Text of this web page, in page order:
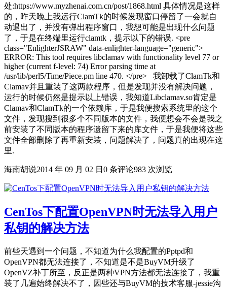
处:https://www.myzhenai.com.cn/post/1868.html 具体情况是这样
的，昨天晚上我运行ClamTk的时候发现窗口停留了一会就自
动退出了，并没有弹出程序窗口，我想可能是出现什么问题
了，于是在终端里运行clamtk，提示以下的错误. <pre
class="EnlighterJSRAW" data-enlighter-language="generic">
ERROR: This tool requires libclamav with functionality level 77 or
higher (current f-level: 74) Error parsing time at
/usr/lib/perl5/Time/Piece.pm line 470. </pre> 我卸载了ClamTk和
Clamav并且重装了这两款程序，但是发现并没有解决问题，
运行的时候仍然是提示以上错误，我知道Libclamav.so肯定是
Clamav和ClamTk的一个依赖库，于是我便搜索系统里的这个
文件，发现搜到很多个不同版本的文件，我便想会不会是我之
前安装了不同版本的程序遗留下来的库文件，于是我便将这些
文件全部删除了再重新安装，问题解决了，问题真的出现在这
里.
海南胡说2014 年 09 月 02 日 0 条评论983 次浏览
CenTos下配置OpenVPN时无法导入用户
私钥的解决方法
前些天遇到一个问题，不知道为什么我配置的Pptpd和
OpenVPN都无法连接了，不知道是不是BuyVM升级了
OpenVZ补丁所至，反正是两种VPN方法都无法连接了，我重
装了几遍始终解决不了，因些还与BuyVM的技术客服-jessie沟